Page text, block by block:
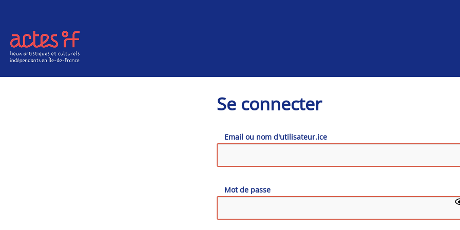
Se connecter
Email ou nom d'utilisateur.ice
Mot de passe